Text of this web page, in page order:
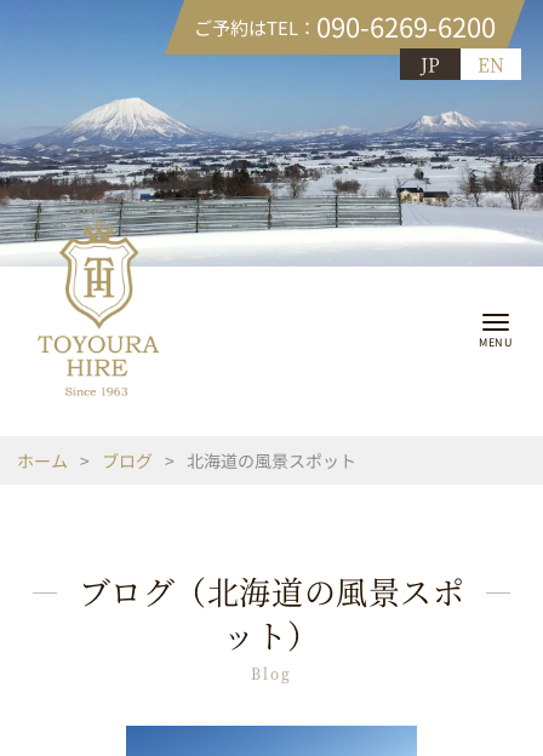
ご予約はTEL： 090-6269-6200
JP EN
ホーム > ブログ > 北海道の風景スポット
ブログ（北海道の風景スポ
ット）
Blog